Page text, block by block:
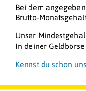
Bei dem
Brutto-
Unser
In deiner
Kennst du schon